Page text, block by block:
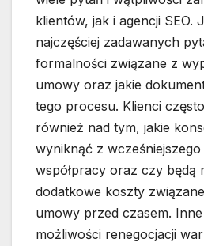
klientów, jak i agencji SEO.
najczęściej zadawanych
formalności związane z
umowy oraz jakie
tego procesu. Klienci
również nad tym, jakie
wyniknąć z
współpracy oraz czy będą
dodatkowe koszty
umowy przed czasem.
możliwości renegocjacji